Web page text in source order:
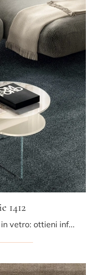
1412
Complementi moderni e tavolini in vetro: ottieni informazioni sul modello Tavolino Blendie 1412 di Lago e potrai arricchire i tuoi locali.